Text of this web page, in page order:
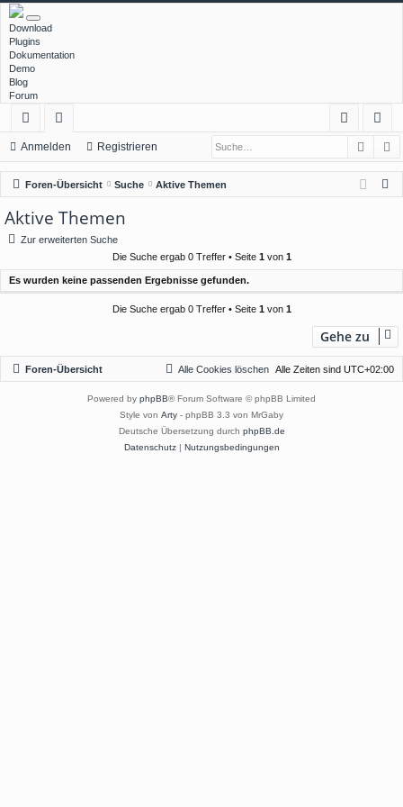
Download
Plugins
Dokumentation
Demo
Blog
Forum
ch
ne
llz
ug
f
or
en
m
el
ist
rie
Anmelden Registrieren
Foren-Übersicht Suche Aktive Themen
Aktive Themen
Zur erweiterten Suche
Die Suche ergab 0 Treffer • Seite 1von 1
Es wurden keine passenden Ergebnisse gefunden.
Die Suche ergab 0 Treffer • Seite 1von 1
Gehe zu
Foren-Übersicht Alle Zeiten sind UTC+02:00
Alle Cookies löschen
Powered by phpBB® Forum Software © phpBB Limited
Style von Arty - phpBB 3.3 von MrGaby
Deutsche Übersetzung durch phpBB.de
Datenschutz| Nutzungsbedingungen